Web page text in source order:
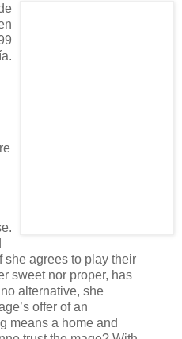
agrees to play their
sweet nor proper, has
alternative, she
offer of an
means a home and